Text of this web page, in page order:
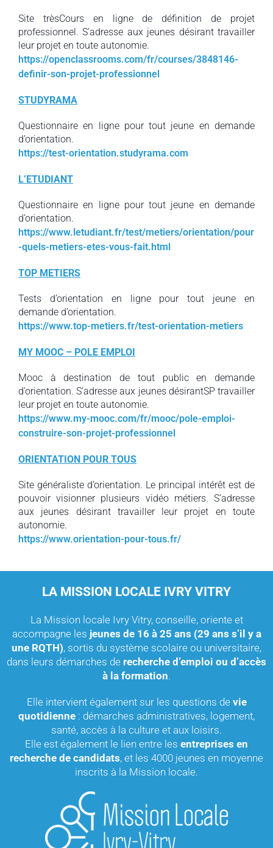
Site trèsCours en ligne de définition de projet
professionnel. S’adresse aux jeunes désirant travailler
leur projet en toute autonomie.
https://openclassrooms.com/fr/courses/3848146-
definir-son-projet-professionnel
STUDYRAMA
Questionnaire en ligne pour tout jeune en demande
d’orientation.
https://test-orientation.studyrama.com
L’ETUDIANT
Questionnaire en ligne pour tout jeune en demande
d’orientation.
https://www.letudiant.fr/test/metiers/orientation/pour
-quels-metiers-etes-vous-fait.html
TOP METIERS
Tests d’orientation en ligne pour tout jeune en
demande d’orientation.
https://www.top-metiers.fr/test-orientation-metiers
MY MOOC – POLE EMPLOI
Mooc à destination de tout public en demande
d’orientation. S’adresse aux jeunes désirantSP travailler
leur projet en toute autonomie.
https://www.my-mooc.com/fr/mooc/pole-emploi-
construire-son-projet-professionnel
ORIENTATION POUR TOUS
Site généraliste d’orientation. Le principal intérêt est de
pouvoir visionner plusieurs vidéo métiers. S’adresse
aux jeunes désirant travailler leur projet en toute
autonomie.
https://www.orientation-pour-tous.fr/
LA MISSION LOCALE IVRY VITRY
La Mission locale Ivry Vitry, conseille, oriente et
accompagne les jeunes de 16 à 25 ans (29 ans s’il y a
une RQTH), sortis du système scolaire ou universitaire,
dans leurs démarches de recherche d’emploi ou d’accès
à la formation.
Elle intervient également sur les questions de vie
quotidienne : démarches administratives, logement,
santé, accès à la culture et aux loisirs.
Elle est également le lien entre les entreprises en
recherche de candidats, et les 4000 jeunes en moyenne
inscrits à la Mission locale.